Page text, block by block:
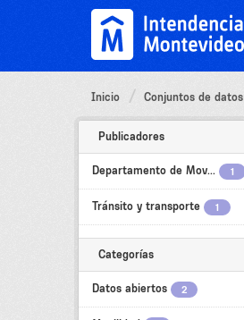
Inicio Conjuntos de datos
Publicadores
Departamento de Mov... 1
Tránsito y transporte 1
Categorías
Datos abiertos 2